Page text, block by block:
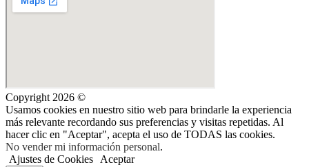
Copyright 2026 ©
Usamos cookies en nuestro sitio web para brindarle la experiencia
más relevante recordando sus preferencias y visitas repetidas. Al
hacer clic en "Aceptar", acepta el uso de TODAS las cookies.
No vender mi información personal.
Ajustes de Cookies
Aceptar